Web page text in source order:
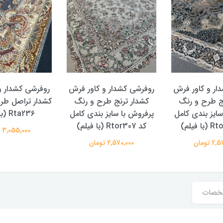
و کاور فرش
طرح و رنگ
بندی کامل
روفرشی کشدار و کاور فرش
کشدار ترنج طرح و رنگ
پرفروش با سایز بندی کامل
کد Rtor307 (با فیلم)
2,570,000 تومان
روفرشی کشدار
کشدار تراصل
Rta236 (با فیلم)
3,055,000 تومان